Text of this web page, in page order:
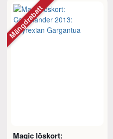
Magic löskort:
Mängdrabatt